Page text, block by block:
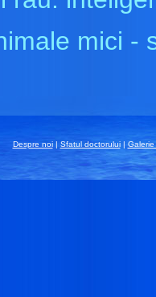
mici -
Despre noi| Sfatul doctorului|